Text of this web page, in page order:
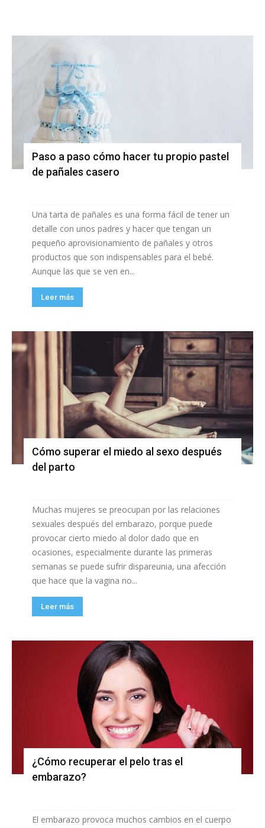
Paso a paso cómo hacer tu propio pastel
de pañales casero
Una tarta de pañales es una forma fácil de tener un
detalle con unos padres y hacer que tengan un
pequeño aprovisionamiento de pañales y otros
productos que son indispensables para el bebé.
Aunque las que se ven en...
Leer más
Cómo superar el miedo al sexo después
del parto
Muchas mujeres se preocupan por las relaciones
sexuales después del embarazo, porque puede
provocar cierto miedo al dolor dado que en
ocasiones, especialmente durante las primeras
semanas se puede sufrir dispareunia, una afección
que hace que la vagina no...
Leer más
¿Cómo recuperar el pelo tras el
embarazo?
El embarazo provoca muchos cambios en el cuerpo